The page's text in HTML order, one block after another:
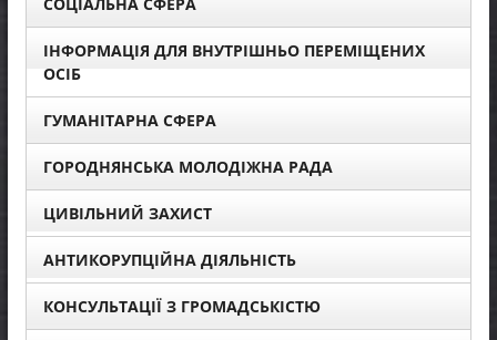
ІНФОРМАЦІЯ ДЛЯ ВНУТРІШНЬО ПЕРЕМІЩЕНИХ
ОСІБ
ГУМАНІТАРНА СФЕРА
ГОРОДНЯНСЬКА МОЛОДІЖНА РАДА
ЦИВІЛЬНИЙ ЗАХИСТ
АНТИКОРУПЦІЙНА ДІЯЛЬНІСТЬ
КОНСУЛЬТАЦІЇ З ГРОМАДСЬКІСТЮ